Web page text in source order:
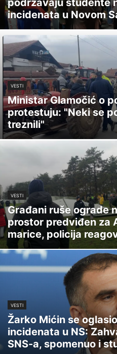
incidenata u Novom
VESTI
Ministar Glamočić o
protestuju: "Neki se
treznili"
VESTI
Građani ruše ograde
prostor predviđen za
marice, policija
VESTI
Žarko Mićin se
incidenata u NS:
SNS-a, spomenuo i